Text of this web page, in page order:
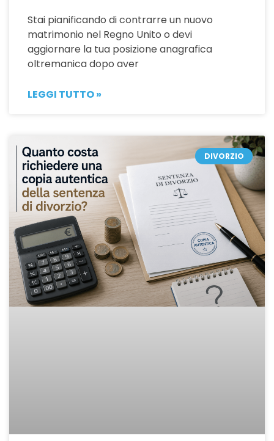
Stai pianificando di contrarre un nuovo
matrimonio nel Regno Unito o devi
aggiornare la tua posizione anagrafica
oltremanica dopo aver
LEGGI TUTTO »
DIVORZIO